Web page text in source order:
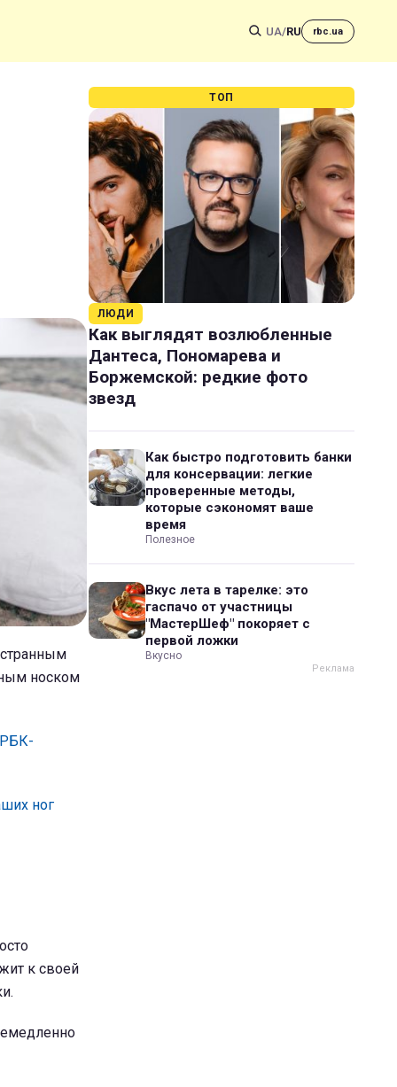
UA/RU rbc.ua
странным
носком
РБК-
ног
к своей
ТОП
ЛЮДИ
Как выглядят возлюбленные
Дантеса, Пономарева и
Боржемской: редкие фото
звезд
Как быстро подготовить банки
для консервации: легкие
проверенные методы,
которые сэкономят ваше
время
Полезное
Вкус лета в тарелке: это
гаспачо от участницы
"МастерШеф" покоряет с
первой ложки
Вкусно